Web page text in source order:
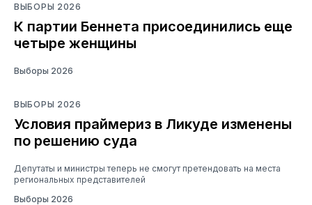
ВЫБОРЫ 2026
К партии Беннета присоединились еще
четыре женщины
Выборы 2026
ВЫБОРЫ 2026
Условия праймериз в Ликуде изменены
по решению суда
Депутаты и министры теперь не смогут претендовать на места
региональных представителей
Выборы 2026